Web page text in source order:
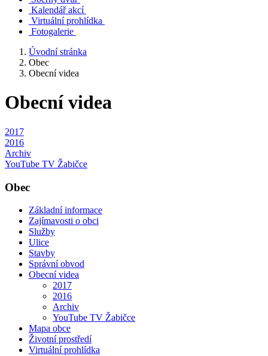
Kalendář akcí
Virtuální prohlídka
Fotogalerie
Úvodní stránka
Obec
Obecní videa
Obecní videa
2017
2016
Archiv
YouTube TV Žabičce
Obec
Základní informace
Zajímavosti o obci
Služby
Ulice
Stavby
Správní obvod
Obecní videa
2017
2016
Archiv
YouTube TV Žabičce
Mapa obce
Životní prostředí
Virtuální prohlídka